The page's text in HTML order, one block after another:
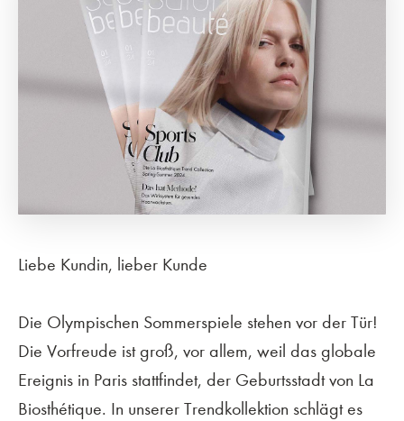
Liebe Kundin, lieber Kunde
Die Olympischen Sommerspiele stehen vor der Tür!
Die Vorfreude ist groß, vor allem, weil das globale
Ereignis in Paris stattfindet, der Geburtsstadt von La
Biosthétique. In unserer Trendkollektion schlägt es